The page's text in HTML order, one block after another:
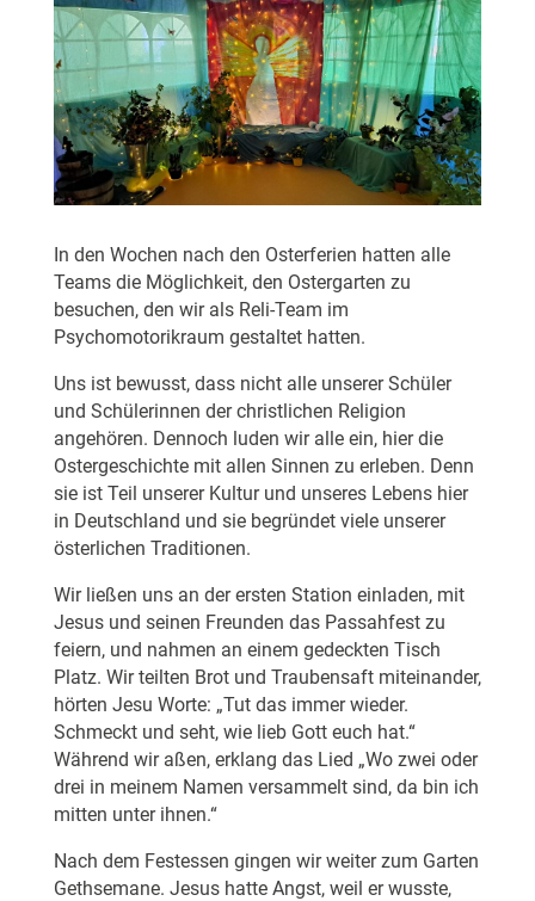
In den Wochen nach den Osterferien hatten alle
Teams die Möglichkeit, den Ostergarten zu
besuchen, den wir als Reli-Team im
Psychomotorikraum gestaltet hatten.
Uns ist bewusst, dass nicht alle unserer Schüler
und Schülerinnen der christlichen Religion
angehören. Dennoch luden wir alle ein, hier die
Ostergeschichte mit allen Sinnen zu erleben. Denn
sie ist Teil unserer Kultur und unseres Lebens hier
in Deutschland und sie begründet viele unserer
österlichen Traditionen.
Wir ließen uns an der ersten Station einladen, mit
Jesus und seinen Freunden das Passahfest zu
feiern, und nahmen an einem gedeckten Tisch
Platz. Wir teilten Brot und Traubensaft miteinander,
hörten Jesu Worte: „Tut das immer wieder.
Schmeckt und seht, wie lieb Gott euch hat.“
Während wir aßen, erklang das Lied „Wo zwei oder
drei in meinem Namen versammelt sind, da bin ich
mitten unter ihnen.“
Nach dem Festessen gingen wir weiter zum Garten
Gethsemane. Jesus hatte Angst, weil er wusste,